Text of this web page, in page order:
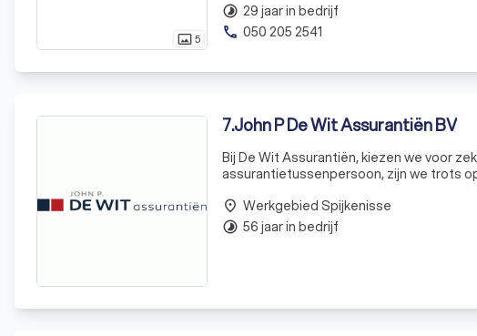
photo_size_select_actual5
timelapse 29 jaar in bedrijf
phone 050 205 2541
7.John P De Wit Assurantiën BV
Bij De Wit Assurantiën, kiezen we voor
assurantietussenpersoon, zijn we trots
expertis
place Werkgebied Spijkenisse
timelapse 56 jaar in bedrijf